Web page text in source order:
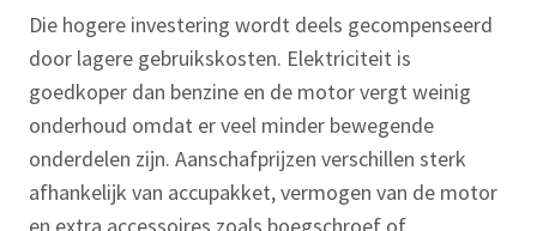
Die hogere investering wordt deels gecompenseerd
door lagere gebruikskosten. Elektriciteit is
goedkoper dan benzine en de motor vergt weinig
onderhoud omdat er veel minder bewegende
onderdelen zijn. Aanschafprijzen verschillen sterk
afhankelijk van accupakket, vermogen van de motor